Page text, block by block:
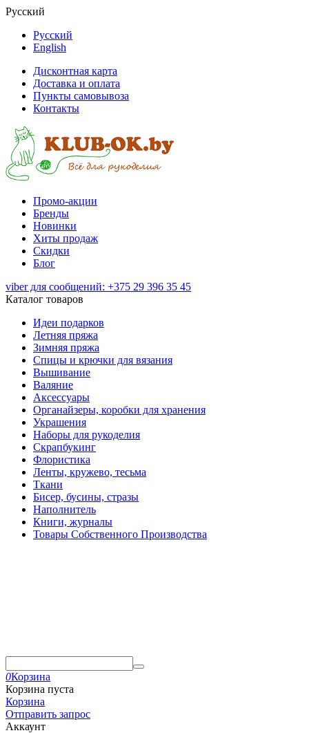
Русский
Русский
English
Дисконтная карта
Доставка и оплата
Пункты самовывоза
Контакты
Промо-акции
Бренды
Новинки
Хиты продаж
Скидки
Блог
viber для сообщений: +375 29 396 35 45
Каталог товаров
Идеи подарков
Летняя пряжа
Зимняя пряжа
Спицы и крючки для вязания
Вышивание
Валяние
Аксессуары
Органайзеры, коробки для хранения
Украшения
Наборы для рукоделия
Скрапбукинг
Флористика
Ленты, кружево, тесьма
Ткани
Бисер, бусины, стразы
Наполнитель
Книги, журналы
Товары Собственного Производства
0Корзина
Корзина пуста
Корзина
Отправить запрос
Аккаунт